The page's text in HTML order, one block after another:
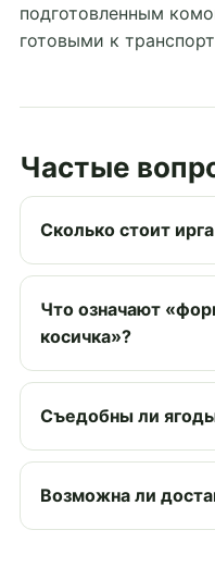
подготовленным
готовыми к
Частые
Сколько стоит
Что означают
косичка»?
Съедобны ли
Возможна ли